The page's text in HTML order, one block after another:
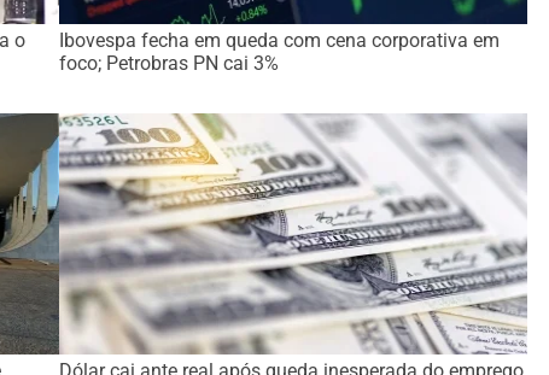
o
Ibovespa fecha em queda com cena corporativa em
foco; Petrobras PN cai 3%